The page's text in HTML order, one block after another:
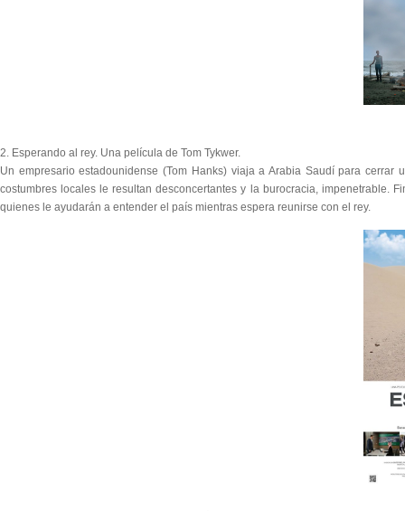
2. Esperando al rey. Una película de Tom Tykwer.
Un empresario estadounidense (Tom Hanks) viaja a Arabia Saudí para
costumbres locales le resultan desconcertantes y la burocracia, impenetrable.
quienes le ayudarán a entender el país mientras espera reunirse con el rey.